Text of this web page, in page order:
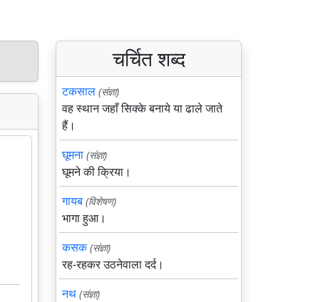
चर्चित शब्द
टकसाल (संज्ञा)
वह स्थान जहाँ सिक्के बनाये या ढाले जाते
हैं।
घूमना (संज्ञा)
घूमने की क्रिया।
गायब (विशेषण)
भागा हुआ।
कसक (संज्ञा)
रह-रहकर उठनेवाला दर्द।
नथ (संज्ञा)